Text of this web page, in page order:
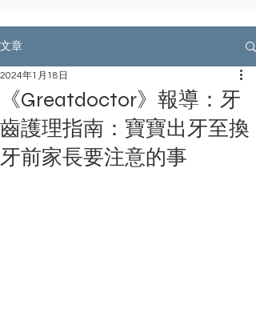
文章
《Greatdoctor》報導：牙
齒護理指南：寶寶出牙至換
牙前家長要注意的事
2024年1月18日